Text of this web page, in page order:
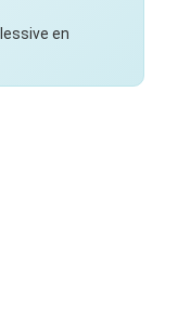
en